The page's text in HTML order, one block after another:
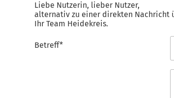
Liebe Nutzerin, lieber Nutzer,
alternativ zu einer direkten Nachricht
Ihr Team Heidekreis.
Betreff*